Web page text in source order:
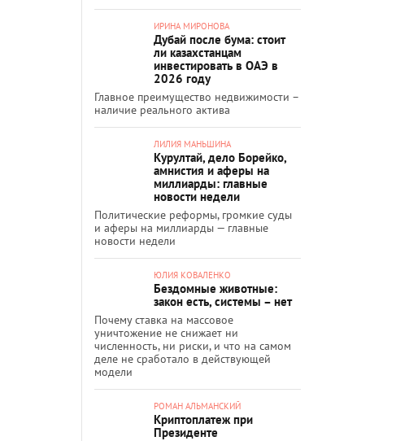
ИРИНА МИРОНОВА
Дубай после бума: стоит
ли казахстанцам
инвестировать в ОАЭ в
2026 году
Главное преимущество недвижимости –
наличие реального актива
ЛИЛИЯ МАНЬШИНА
Курултай, дело Борейко,
амнистия и аферы на
миллиарды: главные
новости недели
Политические реформы, громкие суды
и аферы на миллиарды — главные
новости недели
ЮЛИЯ КОВАЛЕНКО
Бездомные животные:
закон есть, системы – нет
Почему ставка на массовое
уничтожение не снижает ни
численность, ни риски, и что на самом
деле не сработало в действующей
модели
РОМАН АЛЬМАНСКИЙ
Криптоплатеж при
Президенте